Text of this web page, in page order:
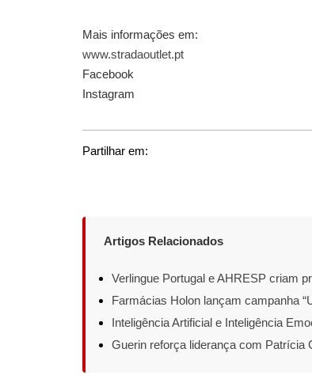
Mais informações em:
www.stradaoutlet.pt
Facebook
Instagram
Partilhar em:
Artigos Relacionados
Verlingue Portugal e AHRESP criam
Farmácias Holon lançam campanha
Inteligência Artificial e Inteligência
Guerin reforça liderança com Patrícia